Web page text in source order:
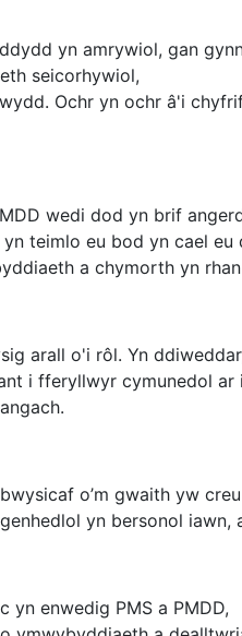
yn amrywiol, gan
seicorhywiol,
Ochr yn ochr â'i
wedi dod yn brif
teimlo eu bod yn cael
a chymorth yn rhan
arall o'i rôl. Yn
i fferyllwyr cymunedol ar
o’m gwaith yw
yn bersonol
yn enwedig PMS a PMDD,